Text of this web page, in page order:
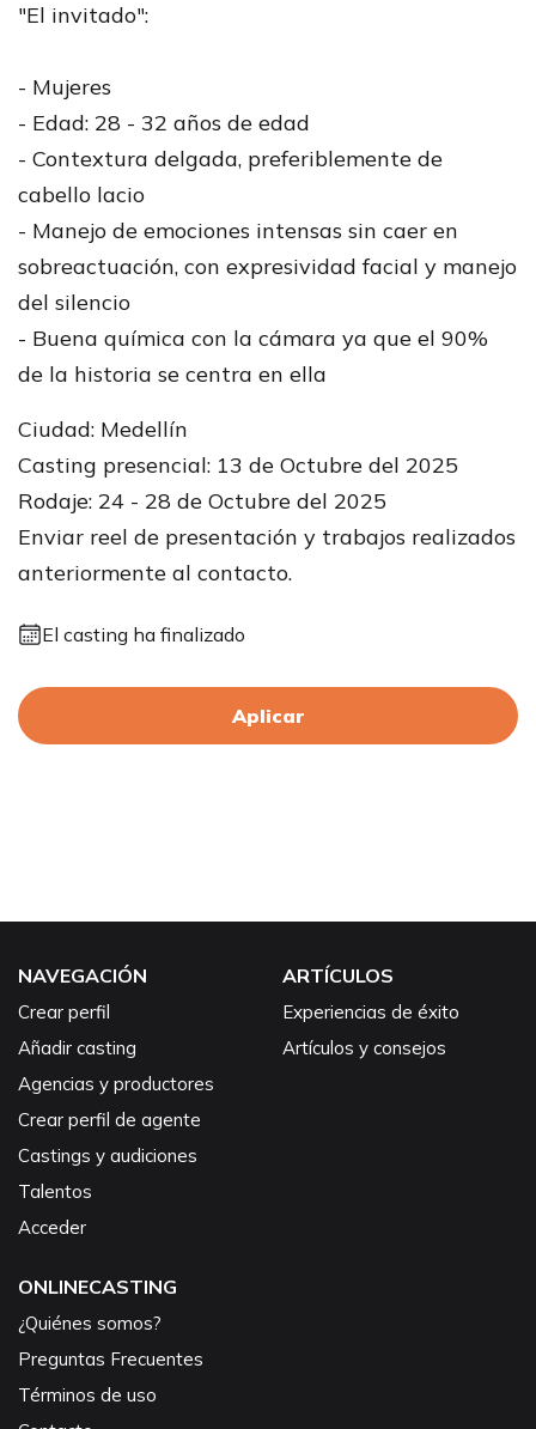
"El invitado":
- Mujeres
- Edad: 28 - 32 años de edad
- Contextura delgada, preferiblemente de
cabello lacio
- Manejo de emociones intensas sin caer en
sobreactuación, con expresividad facial y manejo
del silencio
- Buena química con la cámara ya que el 90%
de la historia se centra en ella
Ciudad: Medellín
Casting presencial: 13 de Octubre del 2025
Rodaje: 24 - 28 de Octubre del 2025
Enviar reel de presentación y trabajos realizados
anteriormente al contacto.
El casting ha finalizado
Aplicar
NAVEGACIÓN
Crear perfil
Añadir casting
Agencias y productores
Crear perfil de agente
Castings y audiciones
Talentos
Acceder
ARTÍCULOS
Experiencias de éxito
Artículos y consejos
ONLINECASTING
¿Quiénes somos?
Preguntas Frecuentes
Términos de uso